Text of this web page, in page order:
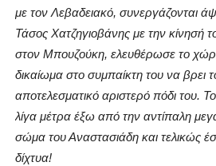
με τον Λεβαδειακό, συνεργάζονται
Τάσος Χατζηγιοβάνης με την κίνησή
στον Μπουζούκη, ελευθέρωσε το
δικαίωμα στο συμπαίκτη του να βρει
αποτελεσματικό αριστερό πόδι του.
λίγα μέτρα έξω από την αντίπαλη
σώμα του Αναστασιάδη και τελικώς
δίχτυα!